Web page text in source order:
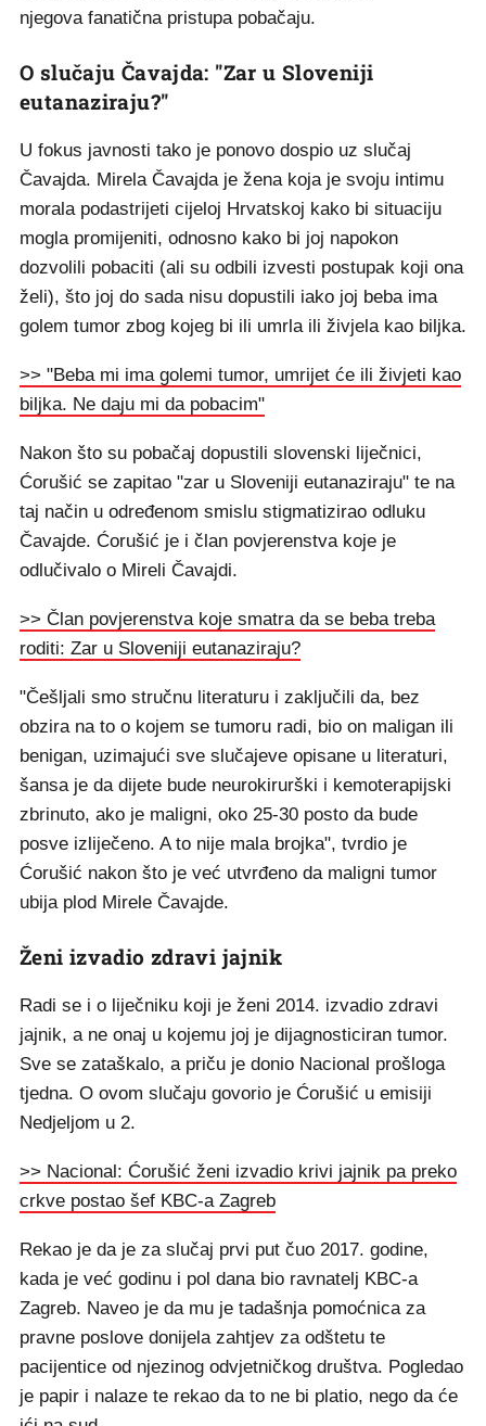
njegova fanatična pristupa pobačaju.
O slučaju Čavajda: "Zar u Sloveniji
eutanaziraju?"
U fokus javnosti tako je ponovo dospio uz slučaj
Čavajda. Mirela Čavajda je žena koja je svoju intimu
morala podastrijeti cijeloj Hrvatskoj kako bi situaciju
mogla promijeniti, odnosno kako bi joj napokon
dozvolili pobaciti (ali su odbili izvesti postupak koji ona
želi), što joj do sada nisu dopustili iako joj beba ima
golem tumor zbog kojeg bi ili umrla ili živjela kao biljka.
>> "Beba mi ima golemi tumor, umrijet će ili živjeti kao
biljka. Ne daju mi da pobacim"
Nakon što su pobačaj dopustili slovenski liječnici,
Ćorušić se zapitao "zar u Sloveniji eutanaziraju" te na
taj način u određenom smislu stigmatizirao odluku
Čavajde. Ćorušić je i član povjerenstva koje je
odlučivalo o Mireli Čavajdi.
>> Član povjerenstva koje smatra da se beba treba
roditi: Zar u Sloveniji eutanaziraju?
"Češljali smo stručnu literaturu i zaključili da, bez
obzira na to o kojem se tumoru radi, bio on maligan ili
benigan, uzimajući sve slučajeve opisane u literaturi,
šansa je da dijete bude neurokirurški i kemoterapijski
zbrinuto, ako je maligni, oko 25-30 posto da bude
posve izliječeno. A to nije mala brojka", tvrdio je
Ćorušić nakon što je već utvrđeno da maligni tumor
ubija plod Mirele Čavajde.
Ženi izvadio zdravi jajnik
Radi se i o liječniku koji je ženi 2014. izvadio zdravi
jajnik, a ne onaj u kojemu joj je dijagnosticiran tumor.
Sve se zataškalo, a priču je donio Nacional prošloga
tjedna. O ovom slučaju govorio je Ćorušić u emisiji
Nedjeljom u 2.
>> Nacional: Ćorušić ženi izvadio krivi jajnik pa preko
crkve postao šef KBC-a Zagreb
Rekao je da je za slučaj prvi put čuo 2017. godine,
kada je već godinu i pol dana bio ravnatelj KBC-a
Zagreb. Naveo je da mu je tadašnja pomoćnica za
pravne poslove donijela zahtjev za odštetu te
pacijentice od njezinog odvjetničkog društva. Pogledao
je papir i nalaze te rekao da to ne bi platio, nego da će